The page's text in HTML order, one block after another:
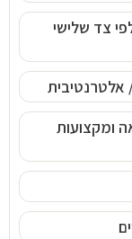
צד שלישי
אלטרנטיבית
ומקצועות